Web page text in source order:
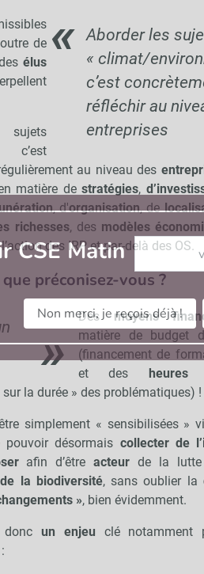
Aborder les
« climat/
c’est
réfléchir au
entreprises
de
élus
c’est
au niveau des
matière destratégies,
, d'organisation, de
richesses, des modèles
des IRP et par-delà des OS.
préconisez-vous ?
Des moyens
matière de budget
(financement de
et des heures
la durée » des problématiques) !
simplement « sensibilisées »
désormais collecter de
afin d’êtreacteur de la
la biodiversité, sans oublier la
», bien évidemment.
un enjeu clé notamment
CSE Matin Abonnez-
Non merci, je reçois déjà !